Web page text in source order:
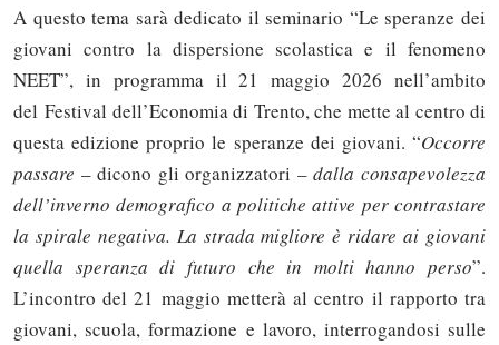
A questo tema sarà dedicato il seminario “Le speranze dei
giovani contro la dispersione scolastica e il fenomeno
NEET”, in programma il 21 maggio 2026 nell’ambito
del Festival dell’Economia di Trento, che mette al centro di
questa edizione proprio le speranze dei giovani. “Occorre
passare – dicono gli organizzatori –dalla consapevolezza
dell’inverno demografico a politiche attive per contrastare
la spirale negativa. La strada migliore è ridare ai giovani
quella speranza di futuro che in molti hanno perso”.
L’incontro del 21 maggio metterà al centro il rapporto tra
giovani, scuola, formazione e lavoro, interrogandosi sulle